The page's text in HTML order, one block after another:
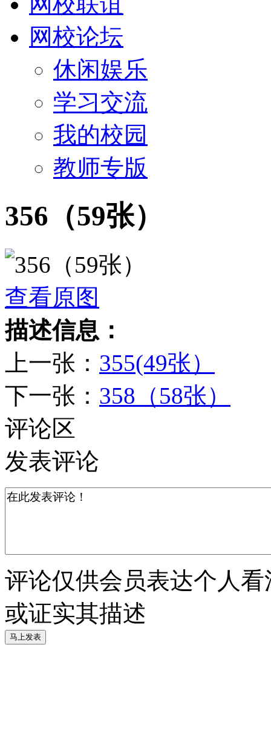
网校论坛
休闲娱乐
学习交流
我的校园
教师专版
356（59张）
查看原图
描述信息：
上一张： 355(49张）
下一张： 358（58张）
评论区
发表评论
评论仅供会员表达个人
或证实其描述